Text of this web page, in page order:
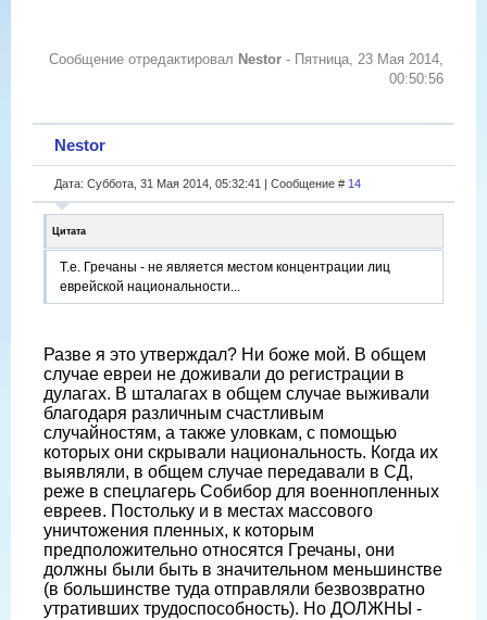
Сообщение отредактировал Nestor - Пятница, 23 Мая 2014,
00:50:56
Nestor
Дата: Суббота, 31 Мая 2014, 05:32:41 | Сообщение # 14
Цитата
Т.е. Гречаны - не является местом концентрации лиц
еврейской национальности...
Разве я это утверждал? Ни боже мой. В общем
случае евреи не доживали до регистрации в
дулагах. В шталагах в общем случае выживали
благодаря различным счастливым
случайностям, а также уловкам, с помощью
которых они скрывали национальность. Когда их
выявляли, в общем случае передавали в СД,
реже в спецлагерь Собибор для военнопленных
евреев. Постольку и в местах массового
уничтожения пленных, к которым
предположительно относятся Гречаны, они
должны были быть в значительном меньшинстве
(в большинстве туда отправляли безвозвратно
утративших трудоспособность). Но ДОЛЖНЫ -